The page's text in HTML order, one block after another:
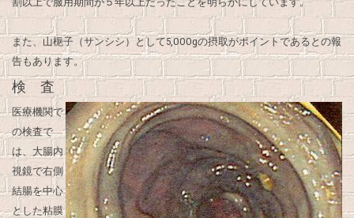
また、山梔子（サンシシ）として5,OOOgの摂取がポイントであるとの報
告もあります。
検 査
医療機関で
の検査で
は、大腸内
視鏡で右側
結腸を中心
とした粘膜